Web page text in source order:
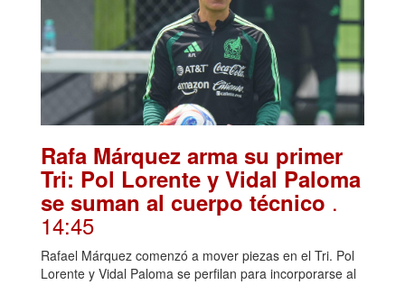
Rafa Márquez arma su primer
Tri: Pol Lorente y Vidal Paloma
se suman al cuerpo técnico .
14:45
Rafael Márquez comenzó a mover piezas en el Tri. Pol
Lorente y Vidal Paloma se perfilan para incorporarse al